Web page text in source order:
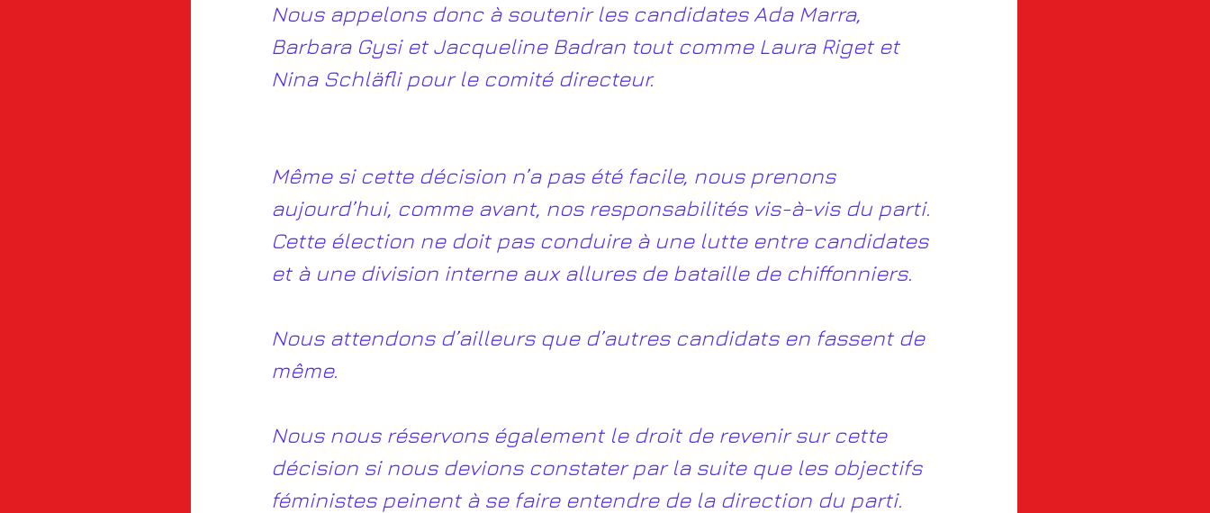
Nous appelons donc à soutenir les candidates Ada Marra,
Barbara Gysi et Jacqueline Badran tout comme Laura Riget et
Nina Schläfli pour le comité directeur.
Même si cette décision n’a pas été facile, nous prenons
aujourd’hui, comme avant, nos responsabilités vis-à-vis du parti.
Cette élection ne doit pas conduire à une lutte entre candidates
et à une division interne aux allures de bataille de chiffonniers.
Nous attendons d’ailleurs que d’autres candidats en fassent de
même.
Nous nous réservons également le droit de revenir sur cette
décision si nous devions constater par la suite que les objectifs
féministes peinent à se faire entendre de la direction du parti.